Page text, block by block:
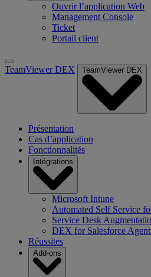
Ouvrir l’application Web
Management Console
Ticket
Portail client
TeamViewer DEX TeamViewer DEX
Présentation
Cas d’application
Fonctionnalités
Intégrations
Microsoft Intune
Automated Self Service
Service Desk
DEX for Salesforce
Réussites
Add-ons